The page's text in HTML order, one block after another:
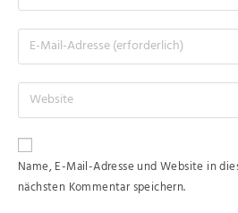
Name, E-Mail-Adresse und Website in
nächsten Kommentar speichern.